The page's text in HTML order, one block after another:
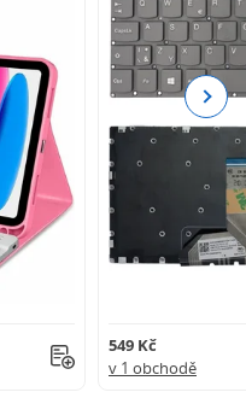
549 Kč
v 1 obchodě
Next